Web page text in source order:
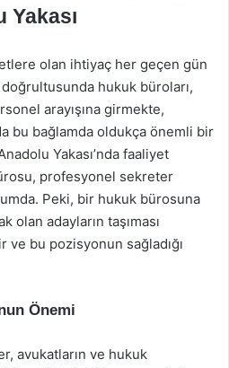
Yakası
olan ihtiyaç her geçen gün
hukuk büroları,
arayışına girmekte,
bu bağlamda oldukça önemli bir
Yakası’nda faaliyet
profesyonel sekreter
Peki, bir hukuk bürosuna
olan adayların taşıması
bu pozisyonun sağladığı
Önemi
avukatların ve hukuk